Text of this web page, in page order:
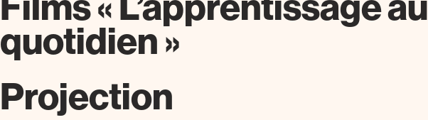
quotidien »
Projection